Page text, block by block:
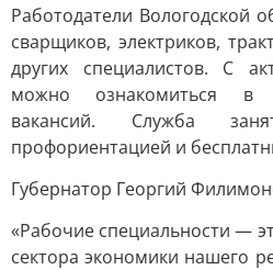
Работодатели Вологодской
сварщиков, электриков,
других специалистов. С
можно ознакомиться в
вакансий. Служба
профориентацией и
Губернатор Георгий
«Рабочие специальности —
сектора экономики нашего